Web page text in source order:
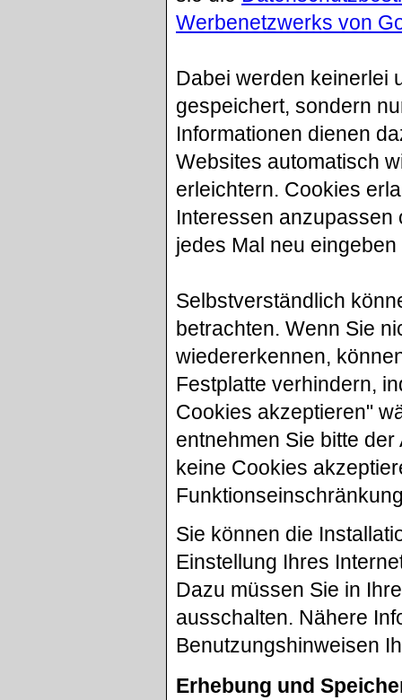
Werbenetzwerks von
Dabei werden keinerlei
gespeichert, sondern
Informationen dienen
Websites automatisch
erleichtern. Cookies
Interessen anzupassen
jedes Mal neu
Selbstverständlich
betrachten. Wenn Sie
wiedererkennen,
Festplatte verhindern,
Cookies akzeptieren"
entnehmen Sie bitte
keine Cookies
Sie können die
Einstellung Ihres
Dazu müssen Sie in
ausschalten. Nähere
Benutzungshinweisen
Erhebung und